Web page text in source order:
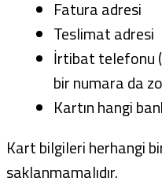
Fatura adresi
Teslimat adresi
İrtibat telefonu
bir numara da
Kartın hangi
Kart bilgileri herhangi
saklanmamalıdır.